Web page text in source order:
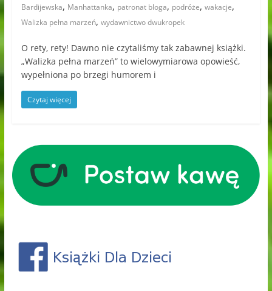
Bardijewska, Manhattanka, patronat bloga, podróże, wakacje,
Walizka pełna marzeń, wydawnictwo dwukropek
O rety, rety! Dawno nie czytaliśmy tak zabawnej książki.
„Walizka pełna marzeń” to wielowymiarowa opowieść,
wypełniona po brzegi humorem i
Czytaj więcej